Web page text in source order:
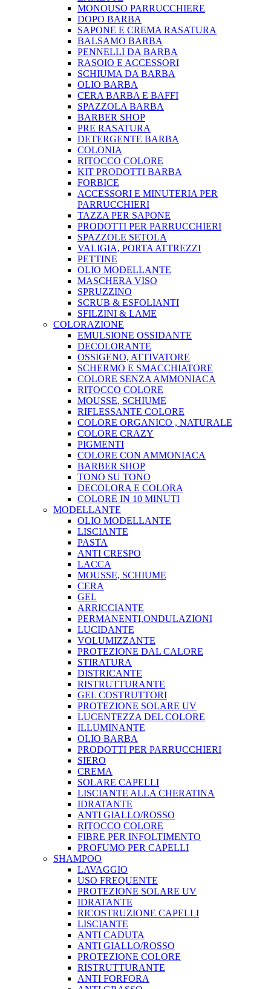
MONOUSO PARRUCCHIERE
DOPO BARBA
SAPONE E CREMA RASATURA
BALSAMO BARBA
PENNELLI DA BARBA
RASOIO E ACCESSORI
SCHIUMA DA BARBA
OLIO BARBA
CERA BARBA E BAFFI
SPAZZOLA BARBA
BARBER SHOP
PRE RASATURA
DETERGENTE BARBA
COLONIA
RITOCCO COLORE
KIT PRODOTTI BARBA
FORBICE
ACCESSORI E MINUTERIA PER
PARRUCCHIERI
TAZZA PER SAPONE
PRODOTTI PER PARRUCCHIERI
SPAZZOLE SETOLA
VALIGIA, PORTA ATTREZZI
PETTINE
OLIO MODELLANTE
MASCHERA VISO
SPRUZZINO
SCRUB & ESFOLIANTI
SFILZINI & LAME
COLORAZIONE
EMULSIONE OSSIDANTE
DECOLORANTE
OSSIGENO, ATTIVATORE
SCHERMO E SMACCHIATORE
COLORE SENZA AMMONIACA
RITOCCO COLORE
MOUSSE, SCHIUME
RIFLESSANTE COLORE
COLORE ORGANICO , NATURALE
COLORE CRAZY
PIGMENTI
COLORE CON AMMONIACA
BARBER SHOP
TONO SU TONO
DECOLORA E COLORA
COLORE IN 10 MINUTI
MODELLANTE
OLIO MODELLANTE
LISCIANTE
PASTA
ANTI CRESPO
LACCA
MOUSSE, SCHIUME
CERA
GEL
ARRICCIANTE
PERMANENTI,ONDULAZIONI
LUCIDANTE
VOLUMIZZANTE
PROTEZIONE DAL CALORE
STIRATURA
DISTRICANTE
RISTRUTTURANTE
GEL COSTRUTTORI
PROTEZIONE SOLARE UV
LUCENTEZZA DEL COLORE
ILLUMINANTE
OLIO BARBA
PRODOTTI PER PARRUCCHIERI
SIERO
CREMA
SOLARE CAPELLI
LISCIANTE ALLA CHERATINA
IDRATANTE
ANTI GIALLO/ROSSO
RITOCCO COLORE
FIBRE PER INFOLTIMENTO
PROFUMO PER CAPELLI
SHAMPOO
LAVAGGIO
USO FREQUENTE
PROTEZIONE SOLARE UV
IDRATANTE
RICOSTRUZIONE CAPELLI
LISCIANTE
ANTI CADUTA
ANTI GIALLO/ROSSO
PROTEZIONE COLORE
RISTRUTTURANTE
ANTI FORFORA